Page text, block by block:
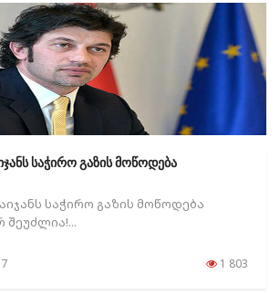
საჭირო გაზის მოწოდება
საჭირო გაზის მოწოდება
შეუძლია!...
1 803